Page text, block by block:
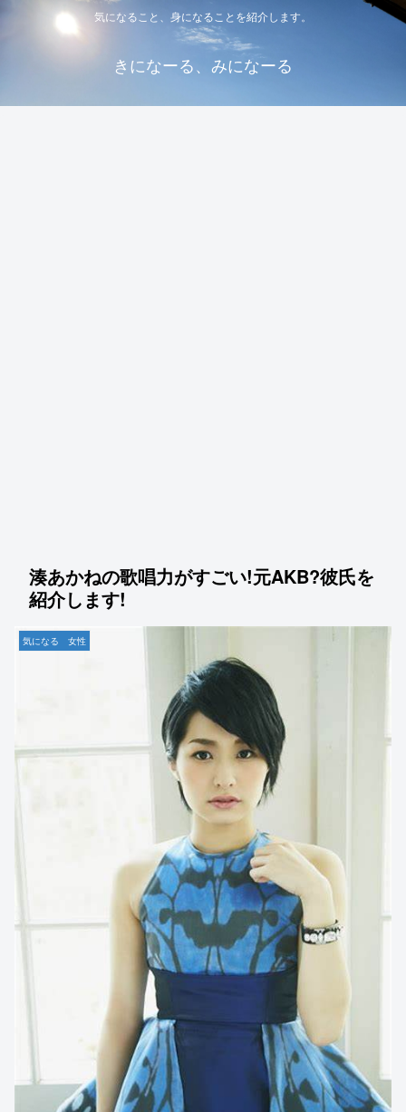
気になること、身になることを紹介します。
きになーる、みになーる
湊あかねの歌唱力がすごい!元AKB?彼氏を
紹介します!
気になる 女性